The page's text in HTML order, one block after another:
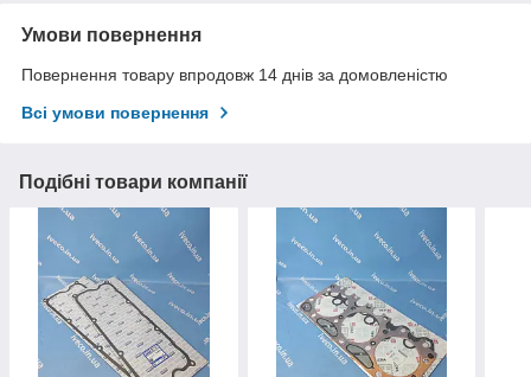
Умови повернення
Повернення товару впродовж 14 днів за домовленістю
Всі умови повернення
Подібні товари компанії